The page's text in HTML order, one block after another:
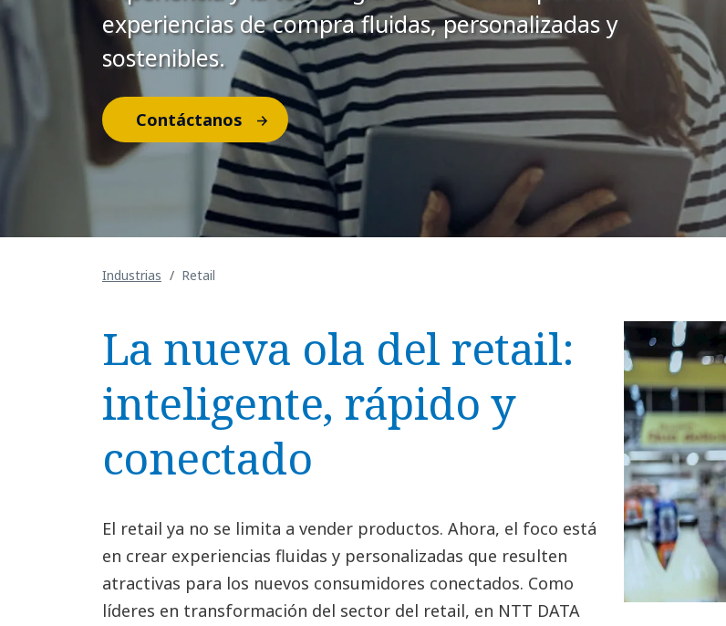
experiencias de compra fluidas, personalizadas y
sostenibles.
Contáctanos
Industrias Retail
La nueva ola del retail:
inteligente, rápido y
conectado
El retail ya no se limita a vender productos. Ahora, el foco está
en crear experiencias fluidas y personalizadas que resulten
atractivas para los nuevos consumidores conectados. Como
líderes en transformación del sector del retail, en NTT DATA